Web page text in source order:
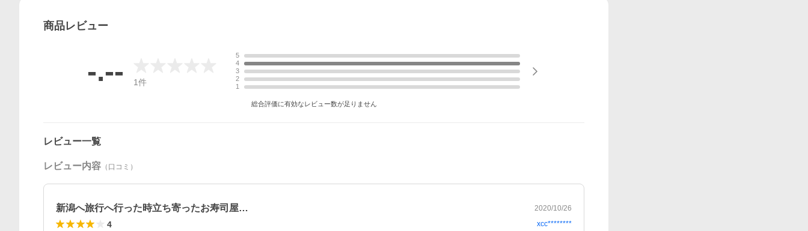
商品レビュー
-.-- 1件
5
4
3
2
1
総合評価に有効なレビュー数が足りません
レビュー一覧
レビュー内容 （口コミ）
新潟へ旅行へ行った時立ち寄ったお寿司屋… 2020/10/26
4 xcc********